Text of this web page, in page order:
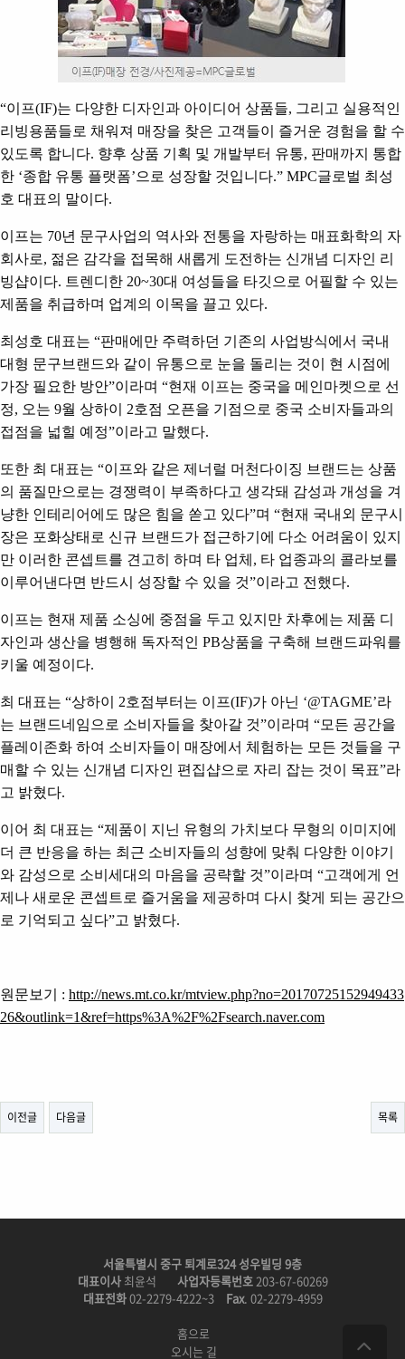
“이프(IF)는 다양한 디자인과 아이디어 상품들, 그리고 실용적인
리빙용품들로 채워져 매장을 찾은 고객들이 즐거운 경험을 할 수
있도록 합니다. 향후 상품 기획 및 개발부터 유통, 판매까지 통합
한 ‘종합 유통 플랫폼’으로 성장할 것입니다.” MPC글로벌 최성
호 대표의 말이다.
이프는 70년 문구사업의 역사와 전통을 자랑하는 매표화학의 자
회사로, 젊은 감각을 접목해 새롭게 도전하는 신개념 디자인 리
빙샵이다. 트렌디한 20~30대 여성들을 타깃으로 어필할 수 있는
제품을 취급하며 업계의 이목을 끌고 있다.
최성호 대표는 “판매에만 주력하던 기존의 사업방식에서 국내
대형 문구브랜드와 같이 유통으로 눈을 돌리는 것이 현 시점에
가장 필요한 방안”이라며 “현재 이프는 중국을 메인마켓으로 선
정, 오는 9월 상하이 2호점 오픈을 기점으로 중국 소비자들과의
접점을 넓힐 예정”이라고 말했다.
또한 최 대표는 “이프와 같은 제너럴 머천다이징 브랜드는 상품
의 품질만으로는 경쟁력이 부족하다고 생각돼 감성과 개성을 겨
냥한 인테리어에도 많은 힘을 쏟고 있다”며 “현재 국내외 문구시
장은 포화상태로 신규 브랜드가 접근하기에 다소 어려움이 있지
만 이러한 콘셉트를 견고히 하며 타 업체 , 타 업종과의 콜라보를
이루어낸다면 반드시 성장할 수 있을 것”이라고 전했다.
이프는 현재 제품 소싱에 중점을 두고 있지만 차후에는 제품 디
자인과 생산을 병행해 독자적인 PB상품을 구축해 브랜드파워를
키울 예정이다.
최 대표는 “상하이 2호점부터는 이프(IF)가 아닌 ‘@TAGME’라
는 브랜드네임으로 소비자들을 찾아갈 것”이라며 “모든 공간을
플레이존화 하여 소비자들이 매장에서 체험하는 모든 것들을 구
매할 수 있는 신개념 디자인 편집샵으로 자리 잡는 것이 목표”라
고 밝혔다.
이어 최 대표는 “제품이 지닌 유형의 가치보다 무형의 이미지에
더 큰 반응을 하는 최근 소비자들의 성향에 맞춰 다양한 이야기
와 감성으로 소비세대의 마음을 공략할 것”이라며 “고객에게 언
제나 새로운 콘셉트로 즐거움을 제공하며 다시 찾게 되는 공간으
로 기억되고 싶다”고 밝혔다.
원문보기 : http://news.mt.co.kr/mtview.php?no=20170725152949433
26&outlink=1&ref=https%3A%2F%2Fsearch.naver.com
이전글 다음글 목록
서울특별시 중구 퇴계로324 성우빌딩 9층
대표이사최윤석 사업자등록번호 203-67-60269
대표전화02-2279-4222~3 Fax. 02-2279-4959
홈으로
오시는 길